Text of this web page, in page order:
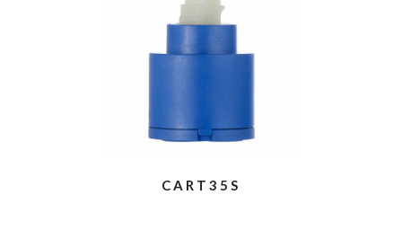
CART35S